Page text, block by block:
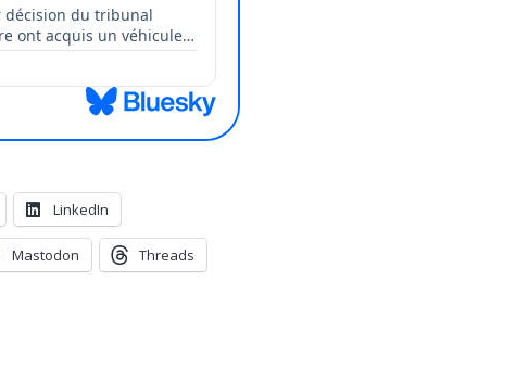
LinkedIn
Mastodon Threads